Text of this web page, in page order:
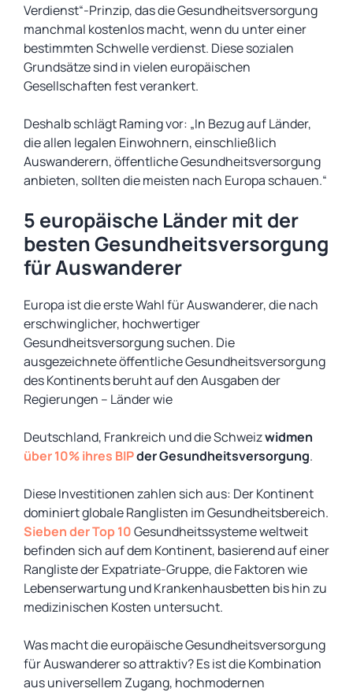
Verdienst“-Prinzip, das die Gesundheitsversorgung
manchmal kostenlos macht, wenn du unter einer
bestimmten Schwelle verdienst. Diese sozialen
Grundsätze sind in vielen europäischen
Gesellschaften fest verankert.
Deshalb schlägt Raming vor: „In Bezug auf Länder,
die allen legalen Einwohnern, einschließlich
Auswanderern, öffentliche Gesundheitsversorgung
anbieten, sollten die meisten nach Europa schauen.“
5 europäische Länder mit der
besten Gesundheitsversorgung
für Auswanderer
Europa ist die erste Wahl für Auswanderer, die nach
erschwinglicher, hochwertiger
Gesundheitsversorgung suchen. Die
ausgezeichnete öffentliche Gesundheitsversorgung
des Kontinents beruht auf den Ausgaben der
Regierungen – Länder wie
Deutschland, Frankreich und die Schweizwidmen
über 10% ihres BIPder Gesundheitsversorgung.
Diese Investitionen zahlen sich aus: Der Kontinent
dominiert globale Ranglisten im Gesundheitsbereich.
Sieben der Top 10Gesundheitssysteme weltweit
befinden sich auf dem Kontinent, basierend auf einer
Rangliste der Expatriate-Gruppe, die Faktoren wie
Lebenserwartung und Krankenhausbetten bis hin zu
medizinischen Kosten untersucht.
Was macht die europäische Gesundheitsversorgung
für Auswanderer so attraktiv? Es ist die Kombination
aus universellem Zugang, hochmodernen